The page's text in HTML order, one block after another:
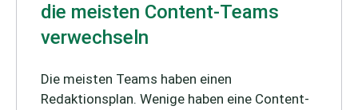
die meisten Content-Teams
verwechseln
Die meisten Teams haben einen
Redaktionsplan. Wenige haben eine Content-